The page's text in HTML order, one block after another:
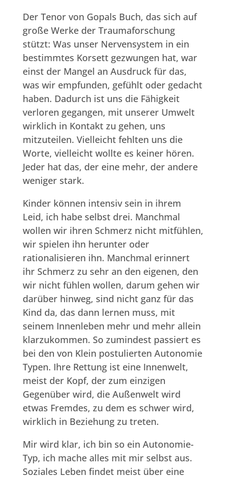
Der Tenor von Gopals Buch, das sich auf
große Werke der Traumaforschung
stützt: Was unser Nervensystem in ein
bestimmtes Korsett gezwungen hat, war
einst der Mangel an Ausdruck für das,
was wir empfunden, gefühlt oder gedacht
haben. Dadurch ist uns die Fähigkeit
verloren gegangen, mit unserer Umwelt
wirklich in Kontakt zu gehen, uns
mitzuteilen. Vielleicht fehlten uns die
Worte, vielleicht wollte es keiner hören.
Jeder hat das, der eine mehr, der andere
weniger stark.
Kinder können intensiv sein in ihrem
Leid, ich habe selbst drei. Manchmal
wollen wir ihren Schmerz nicht mitfühlen,
wir spielen ihn herunter oder
rationalisieren ihn. Manchmal erinnert
ihr Schmerz zu sehr an den eigenen, den
wir nicht fühlen wollen, darum gehen wir
darüber hinweg, sind nicht ganz für das
Kind da, das dann lernen muss, mit
seinem Innenleben mehr und mehr allein
klarzukommen. So zumindest passiert es
bei den von Klein postulierten Autonomie
Typen. Ihre Rettung ist eine Innenwelt,
meist der Kopf, der zum einzigen
Gegenüber wird, die Außenwelt wird
etwas Fremdes, zu dem es schwer wird,
wirklich in Beziehung zu treten.
Mir wird klar, ich bin so ein Autonomie-
Typ, ich mache alles mit mir selbst aus.
Soziales Leben findet meist über eine